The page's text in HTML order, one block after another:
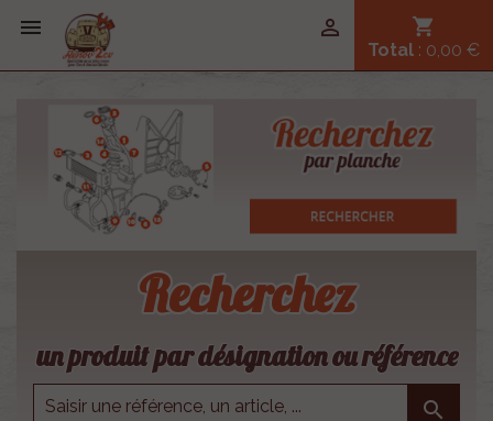
 shopping_cart
Total : 0,00 €

Recherchez
un produit par désignation ou référence
